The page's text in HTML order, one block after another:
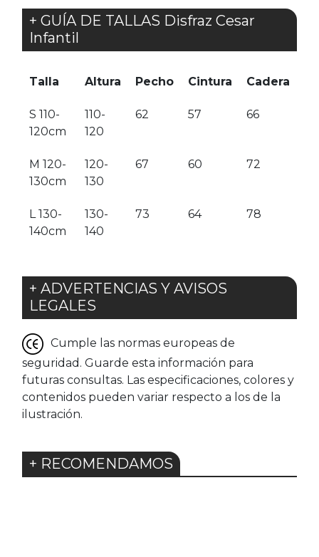
+ GUÍA DE TALLAS Disfraz Cesar
Infantil
Talla Altura Pecho Cintura Cadera
S 110-
120cm
110-
120
62 57 66
M 120-
130cm
120-
130
67 60 72
L 130-
140cm
130-
140
73 64 78
+ ADVERTENCIAS Y AVISOS
LEGALES
Cumple las normas europeas de
seguridad. Guarde esta información para
futuras consultas. Las especificaciones, colores y
contenidos pueden variar respecto a los de la
ilustración.
+ RECOMENDAMOS